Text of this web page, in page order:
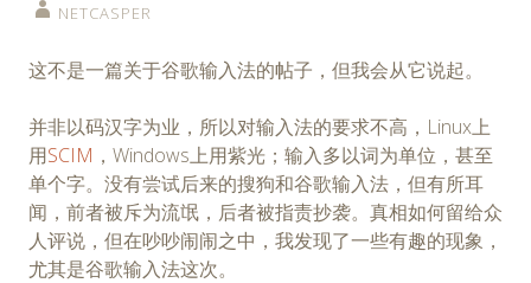
NETCASPER
这不是一篇关于谷歌输入法的帖子，但我会从它说起。
并非以码汉字为业，所以对输入法的要求不高，Linux上
用SCIM ，Windows上用紫光；输入多以词为单位，甚至
单个字。没有尝试后来的搜狗和谷歌输入法，但有所耳
闻，前者被斥为流氓，后者被指责抄袭。真相如何留给众
人评说，但在吵吵闹闹之中，我发现了一些有趣的现象，
尤其是谷歌输入法这次。